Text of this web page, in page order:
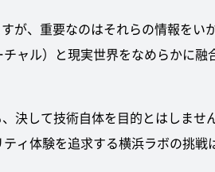
が、重要なのはそれらの情報を
ャル）と現実世界をなめらかに
決して技術自体を目的とはしま
ィ体験を追求する横浜ラボの挑戦